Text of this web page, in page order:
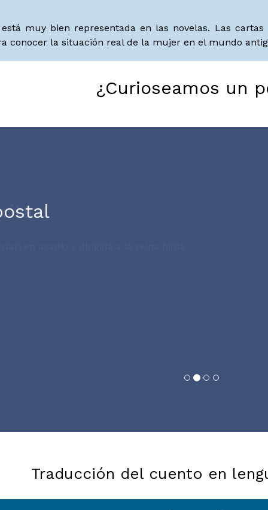
muy bien representada en las novelas. Las
conocer la situación real de la mujer en el mundo
¿Curioseamos un
en acadio y dirigida a la reina hitita
Traducción del cuento en